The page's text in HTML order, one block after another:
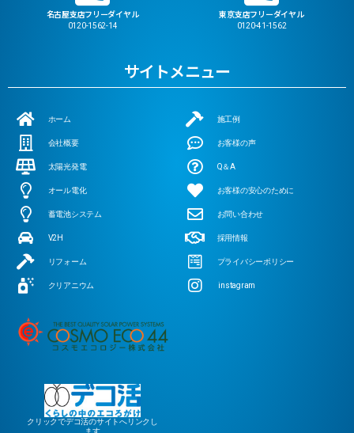
名古屋支店フリーダイヤル
0120-1562-14
東京支店フリーダイヤル
0120-41-1562
サイトメニュー
ホーム
会社概要
太陽光発電
オール電化
蓄電池システム
V2H
リフォーム
クリアニウム
施工例
お客様の声
Q＆A
お客様の安心のために
お問い合わせ
採用情報
プライバシーポリシー
instagram
クリックでデコ活のサイトへリンクし
ます